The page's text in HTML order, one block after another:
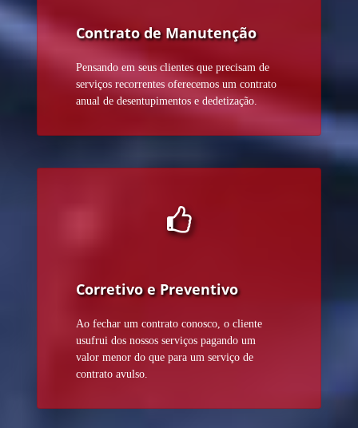
Contrato de Manutenção
Pensando em seus clientes que precisam de
serviços recorrentes oferecemos um contrato
anual de desentupimentos e dedetização.
Corretivo e Preventivo
Ao fechar um contrato conosco, o cliente
usufrui dos nossos serviços pagando um
valor menor do que para um serviço de
contrato avulso.